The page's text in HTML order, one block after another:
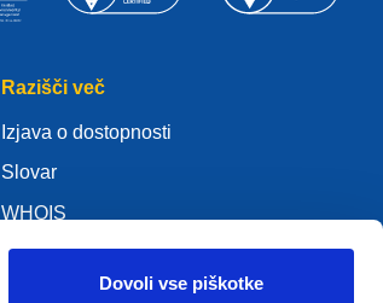
Dovoli vse piškotke
Razišči več
Izjava o dostopnosti
Slovar
WHOIS
Moj .eu